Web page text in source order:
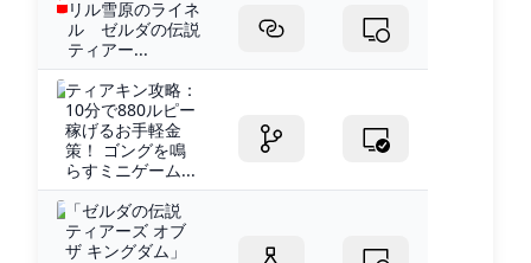
リル雪原のライネ
ル ゼルダの伝説
ティアー...
ティアキン攻略：
10分で880ルピー
稼げるお手軽金
策！ ゴングを鳴
らすミニゲーム...
「ゼルダの伝説
ティアーズ オブ
ザ キングダム」